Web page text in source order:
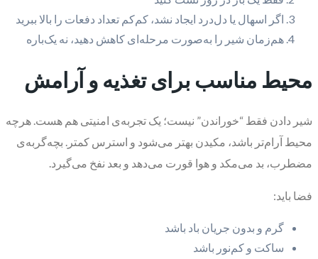
اگر اسهال یا دل‌درد ایجاد نشد، کم‌کم تعداد دفعات را بالا ببرید
هم‌زمان شیر را به‌صورت مرحله‌ای کاهش دهید، نه یک‌باره
محیط مناسب برای تغذیه و آرامش
شیر دادن فقط “خوراندن” نیست؛ یک تجربه‌ی امنیتی هم هست. هرچه
محیط آرام‌تر باشد، مکیدن بهتر می‌شود و استرس کمتر. بچه‌گربه‌ی
مضطرب، بد می‌مکد و هوا قورت می‌دهد و بعد نفخ می‌گیرد.
فضا باید:
گرم و بدون جریان باد باشد
ساکت و کم‌نور باشد